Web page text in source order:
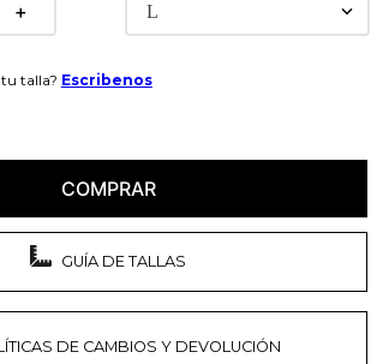
＋ L
talla? Escribenos
COMPRAR
GUÍA DE TALLAS
DE CAMBIOS Y DEVOLUCIÓN